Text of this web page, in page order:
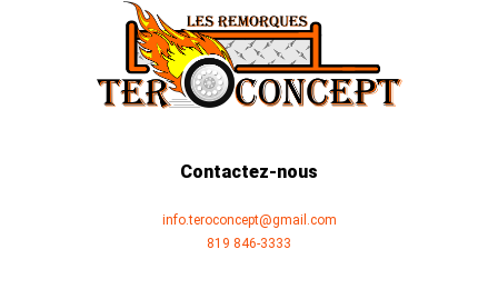
Contactez-nous
info.teroconcept@gmail.com
819 846-3333